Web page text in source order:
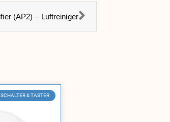
(AP2) – Luftreiniger
SCHALTER & TASTER